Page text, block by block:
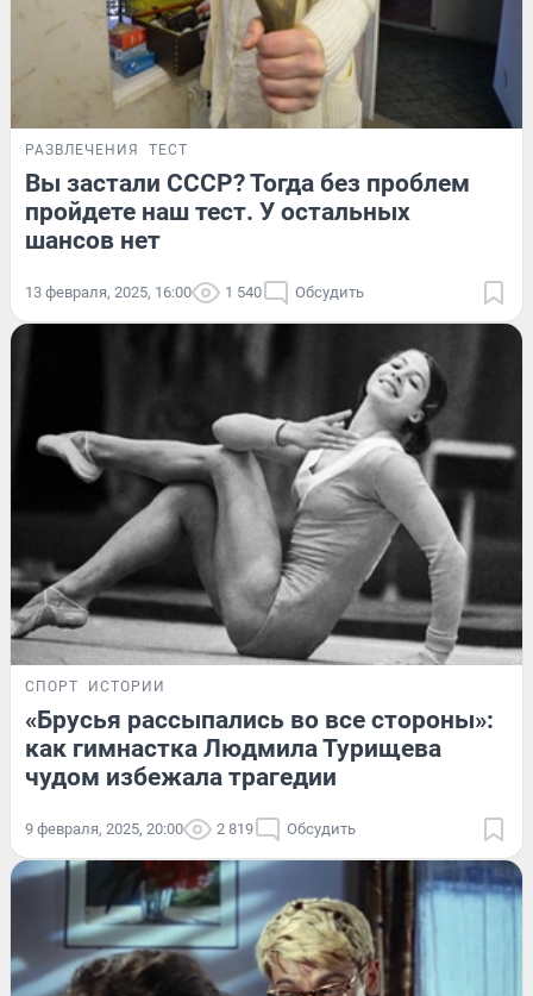
РАЗВЛЕЧЕНИЯ ТЕСТ
Вы застали СССР? Тогда без проблем
пройдете наш тест. У остальных
шансов нет
13 февраля, 2025, 16:00 1 540 Обсудить
СПОРТ ИСТОРИИ
«Брусья рассыпались во все стороны»:
как гимнастка Людмила Турищева
чудом избежала трагедии
9 февраля, 2025, 20:00 2 819 Обсудить